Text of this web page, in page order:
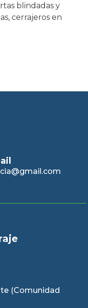
blindadas y
cerrajeros en
(Comunidad